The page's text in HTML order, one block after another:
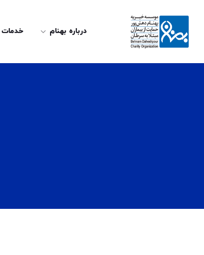
درباره بهنام خدمات